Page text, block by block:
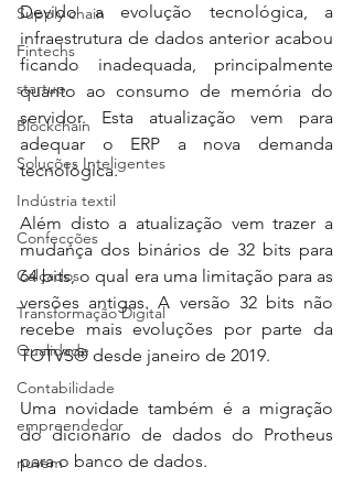
Supply chain
Fintechs
startup
Blockchain
Soluções Inteligentes
Indústria textil
Confecções
Calçados
Transformação Digital
Qualidade
Contabilidade
empreendedor
nuvem
Devido a evolução tecnológica, a
infraestrutura de dados anterior acabou
ficando inadequada, principalmente
quanto ao consumo de memória do
servidor. Esta atualização vem para
adequar o ERP a nova demanda
tecnológica.
Além disto a atualização vem trazer a
mudança dos binários de 32 bits para
64 bits, o qual era uma limitação para as
versões antigas. A versão 32 bits não
recebe mais evoluções por parte da
TOTVS® desde janeiro de 2019.
Uma novidade também é a migração
do dicionário de dados do Protheus
para o banco de dados.